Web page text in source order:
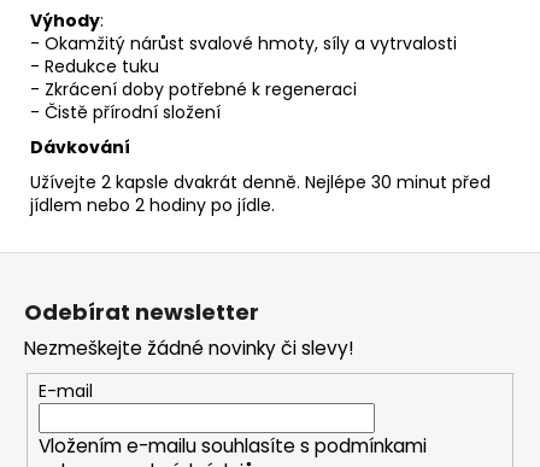
Výhody:
- Okamžitý nárůst svalové hmoty, síly a vytrvalosti
- Redukce tuku
- Zkrácení doby potřebné k regeneraci
- Čistě přírodní složení
Dávkování
Užívejte 2 kapsle dvakrát denně. Nejlépe 30 minut před
jídlem nebo 2 hodiny po jídle.
Odebírat newsletter
Nezmeškejte žádné novinky či slevy!
E-mail
Vložením e-mailu souhlasíte s podmínkami